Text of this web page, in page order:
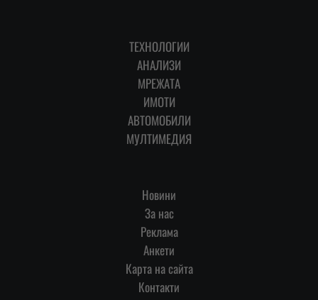
ТЕХНОЛОГИИ
АНАЛИЗИ
МРЕЖАТА
ИМОТИ
АВТОМОБИЛИ
МУЛТИМЕДИЯ
Новини
За нас
Реклама
Анкети
Карта на сайта
Контакти